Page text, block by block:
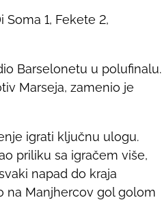
Soma 1, Fekete 2,
Barselonetu u polufinalu.
Marseja, zamenio je
igrati ključnu ulogu.
priliku sa igračem više,
napad do kraja
na Manjhercov gol golom